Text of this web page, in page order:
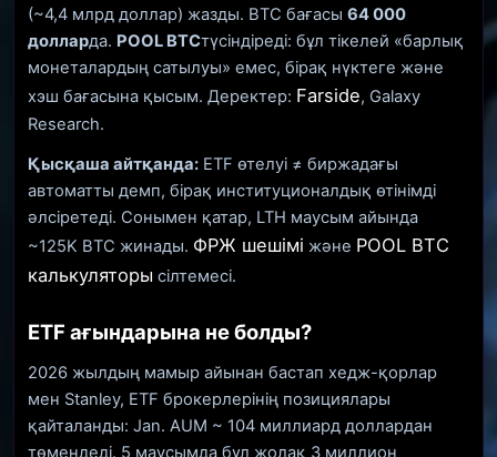
(~4,4 млрд доллар) жазды. BTC бағасы 64 000
долларда. POOL BTCтүсіндіреді: бұл тікелей «барлық
монеталардың сатылуы» емес, бірақ нүктеге және
хэш бағасына қысым. Деректер: Farside, Galaxy
Research.
Қысқаша айтқанда: ETF өтелуі ≠ биржадағы
автоматты демп, бірақ институционалдық өтінімді
әлсіретеді. Сонымен қатар, LTH маусым айында
~125K BTC жинады. ФРЖ шешімі және POOL BTC
калькуляторы сілтемесі.
ETF ағындарына не болды?
2026 жылдың мамыр айынан бастап хедж-қорлар
мен Stanley, ETF брокерлерінің позициялары
қайталанды: Jan. AUM ~ 104 миллиард доллардан
төмендеді. 5 маусымда бұл жолақ 3 миллион